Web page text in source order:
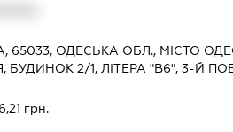
65033, ОДЕСЬКА ОБЛ., МІСТО
БУДИНОК 2/1, ЛІТЕРА "В6", 3-Й
грн.